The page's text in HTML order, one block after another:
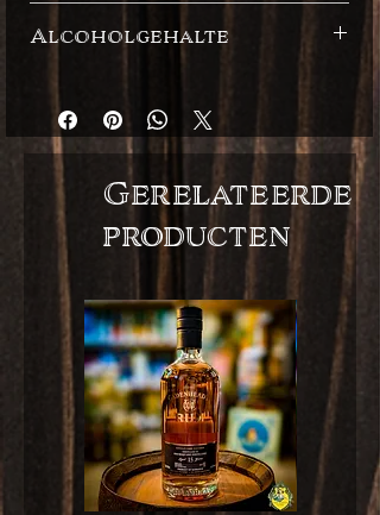
Alcoholgehalte
Gerelateerde
producten